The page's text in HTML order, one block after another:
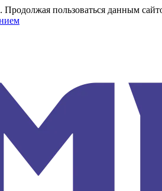
пользоваться данным